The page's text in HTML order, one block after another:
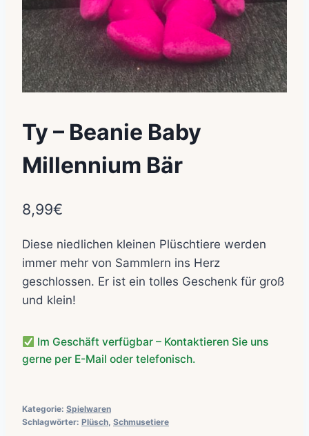
Ty – Beanie Baby
Millennium Bär
8,99€
Diese niedlichen kleinen Plüschtiere werden
immer mehr von Sammlern ins Herz
geschlossen. Er ist ein tolles Geschenk für groß
und klein!
Im Geschäft verfügbar – Kontaktieren Sie uns
gerne per E-Mail oder telefonisch.
Kategorie: Spielwaren
Schlagwörter: Plüsch Schmusetiere